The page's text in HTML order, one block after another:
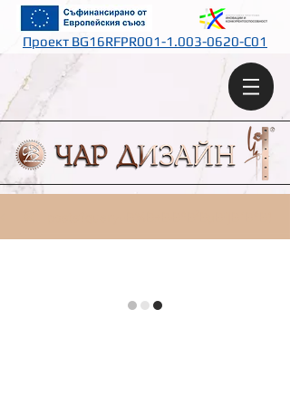
Проект BG16RFPR001-1.003-0620-C01